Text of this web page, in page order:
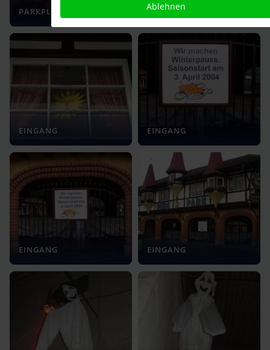
PARKPLATZ
KARUSSELL
EINGANG EINGANG
EINGANG EINGANG
Ablehnen